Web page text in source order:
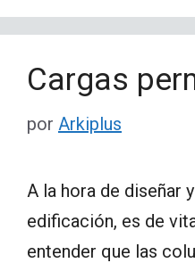
Cargas
por Arkiplus
A la hora de diseñar
edificación, es de
entender que las